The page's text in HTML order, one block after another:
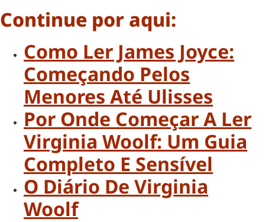
Continue por aqui:
Como Ler James Joyce:
Começando Pelos
Menores Até Ulisses
Por Onde Começar A Ler
Virginia Woolf: Um Guia
Completo E Sensível
O Diário De Virginia
Woolf